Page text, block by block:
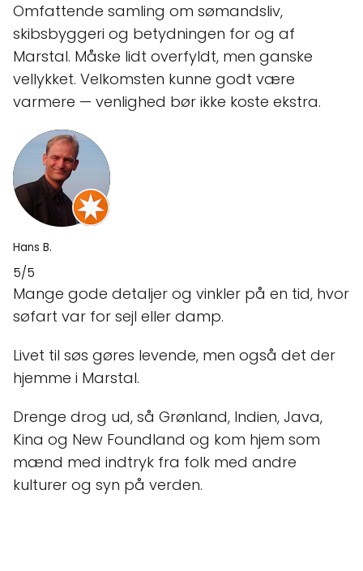
Omfattende samling om sømandsliv,
skibsbyggeri og betydningen for og af
Marstal. Måske lidt overfyldt, men ganske
vellykket. Velkomsten kunne godt være
varmere — venlighed bør ikke koste ekstra.
Hans B.
5/5
Mange gode detaljer og vinkler på en tid, hvor
søfart var for sejl eller damp.
Livet til søs gøres levende, men også det der
hjemme i Marstal.
Drenge drog ud, så Grønland, Indien, Java,
Kina og New Foundland og kom hjem som
mænd med indtryk fra folk med andre
kulturer og syn på verden.